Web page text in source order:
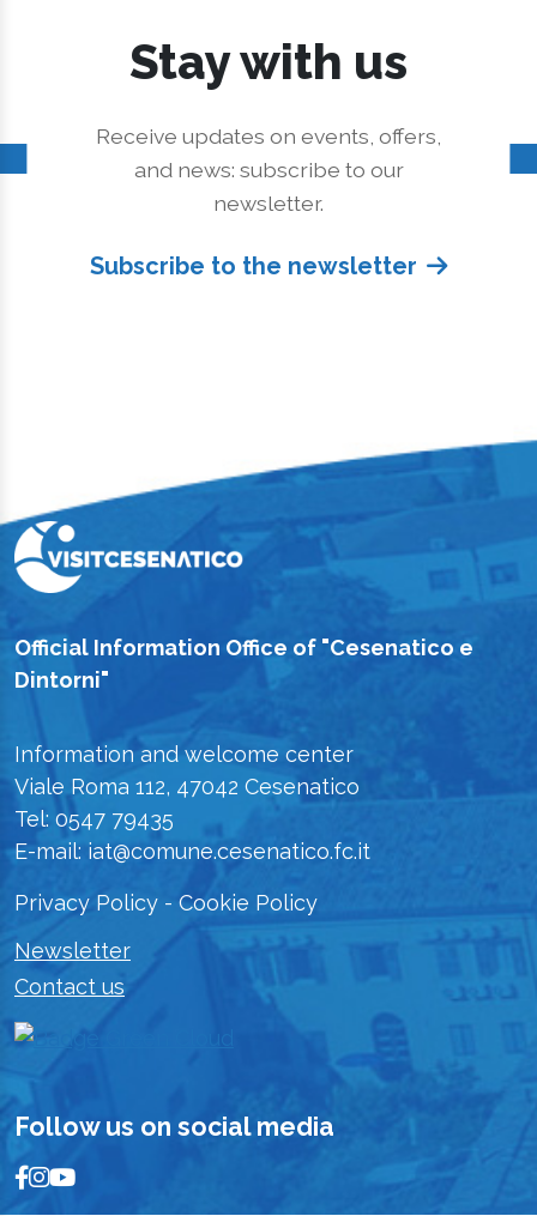
Stay with us
Receive updates on events, offers,
and news: subscribe to our
newsletter.
Subscribe to the newsletter
Official Information Office of "Cesenatico e
Dintorni"
Information and welcome center
Viale Roma 112, 47042 Cesenatico
Tel: 0547 79435
E-mail: iat@comune.cesenatico.fc.it
Privacy Policy - Cookie Policy
Newsletter
Contact us
Follow us on social media